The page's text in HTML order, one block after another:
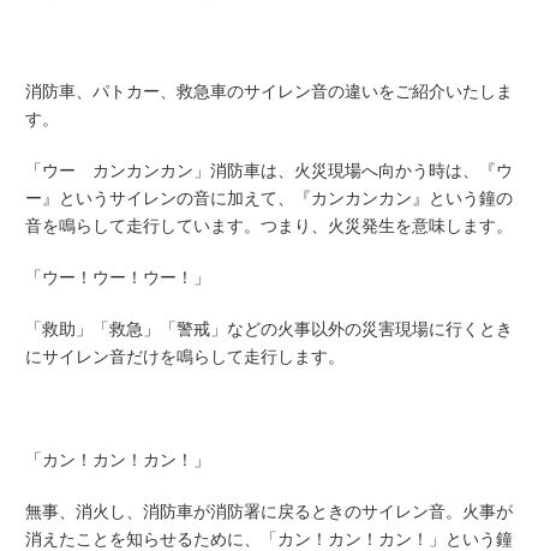
消防車、パトカー、救急車のサイレン音の違いをご紹介いたしま
す。
「ウー カンカンカン」消防車は、火災現場へ向かう時は、『ウ
ー』というサイレンの音に加えて、『カンカンカン』という鐘の
音を鳴らして走行しています。つまり、火災発生を意味します。
「ウー！ウー！ウー！」
「救助」「救急」「警戒」などの火事以外の災害現場に行くとき
にサイレン音だけを鳴らして走行します。
「カン！カン！カン！」
無事、消火し、消防車が消防署に戻るときのサイレン音。火事が
消えたことを知らせるために、「カン！カン！カン！」という鐘